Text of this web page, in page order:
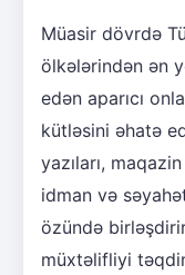
Müasir dövrdə
ölkələrindən ən
edən aparıcı
kütləsini əhatə
yazıları,
idman və
özündə
müxtəlifliyi